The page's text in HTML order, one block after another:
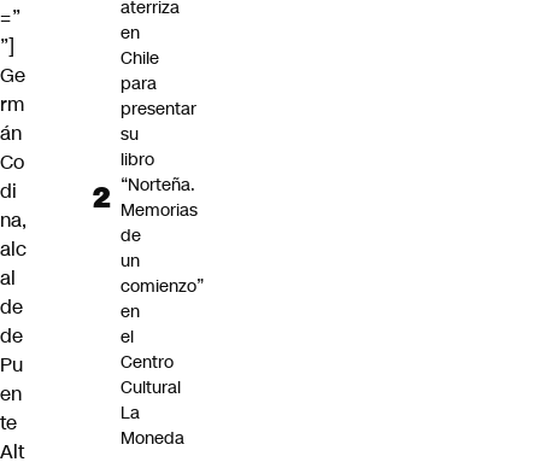
=”
”]
Ge
rm
án
Co
di
na,
alc
al
de
de
Pu
en
te
Alt
aterriza
en
Chile
para
presentar
su
libro
“Norteña.
Memorias
de
un
comienzo”
en
el
Centro
Cultural
La
Moneda